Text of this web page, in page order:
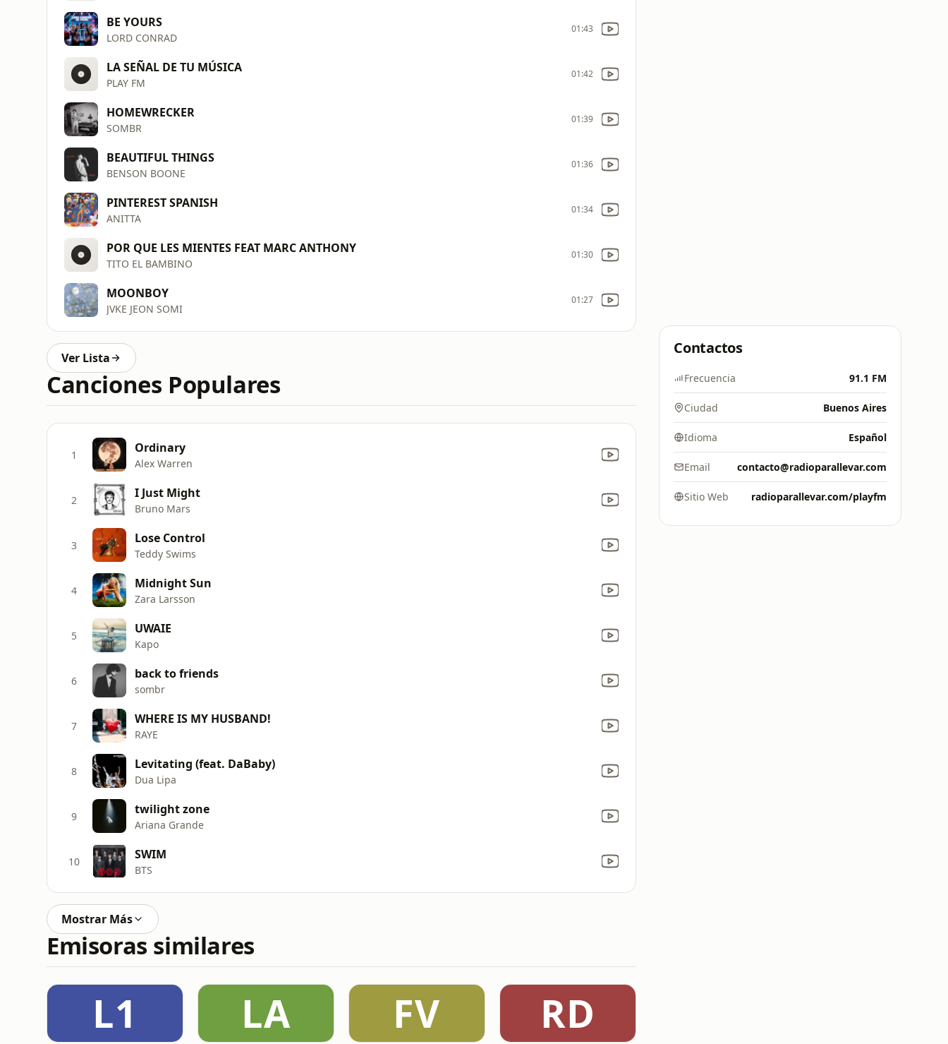
BE YOURS
LORD CONRAD
01:43
LA SEÑAL DE TU MÚSICA
PLAY FM
01:42
HOMEWRECKER
SOMBR
01:39
BEAUTIFUL THINGS
BENSON BOONE
01:36
PINTEREST SPANISH
ANITTA
01:34
POR QUE LES MIENTES FEAT MARC ANTHONY
TITO EL BAMBINO
01:30
MOONBOY
JVKE JEON SOMI
01:27
Ver Lista
Canciones Populares
1 Ordinary
Alex Warren
2 I Just Might
Bruno Mars
3 Lose Control
Teddy Swims
4 Midnight Sun
Zara Larsson
5 UWAIE
Kapo
6 back to friends
sombr
7 WHERE IS MY HUSBAND!
RAYE
8 Levitating (feat. DaBaby)
Dua Lipa
9 twilight zone
Ariana Grande
10 SWIM
BTS
Mostrar Más
Emisoras similares
L1 LA FV RD
Contactos
Frecuencia 91.1 FM
Ciudad Buenos Aires
Idioma Español
Email contacto@radioparallevar.com
Sitio Web radioparallevar.com/playfm